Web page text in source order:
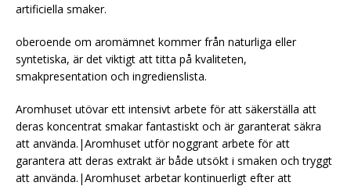
artificiella smaker.
oberoende om aromämnet kommer från naturliga eller
syntetiska, är det viktigt att titta på kvaliteten,
smakpresentation och ingredienslista.
Aromhuset utövar ett intensivt arbete för att säkerställa att
deras koncentrat smakar fantastiskt och är garanterat säkra
att använda.|Aromhuset utför noggrant arbete för att
garantera att deras extrakt är både utsökt i smaken och tryggt
att använda.|Aromhuset arbetar kontinuerligt efter att